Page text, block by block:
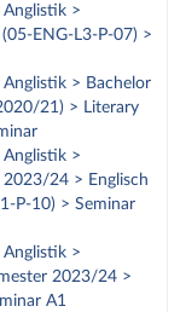
>
ENG-L3-P-07) >
> Bachelor
21) > Literary
>
2023/24 > Englisch
P-10) > Seminar
>
2023/24 >
A1